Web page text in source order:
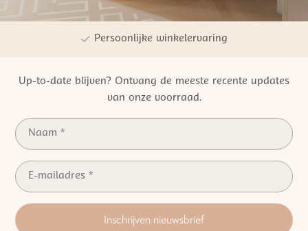
Gratis verzending vanaf €50,- NL
Persoonlijke winkelervaring
Up-to-date blijven? Ontvang de meeste recente updates
van onze voorraad.
Inschrijven nieuwsbrief